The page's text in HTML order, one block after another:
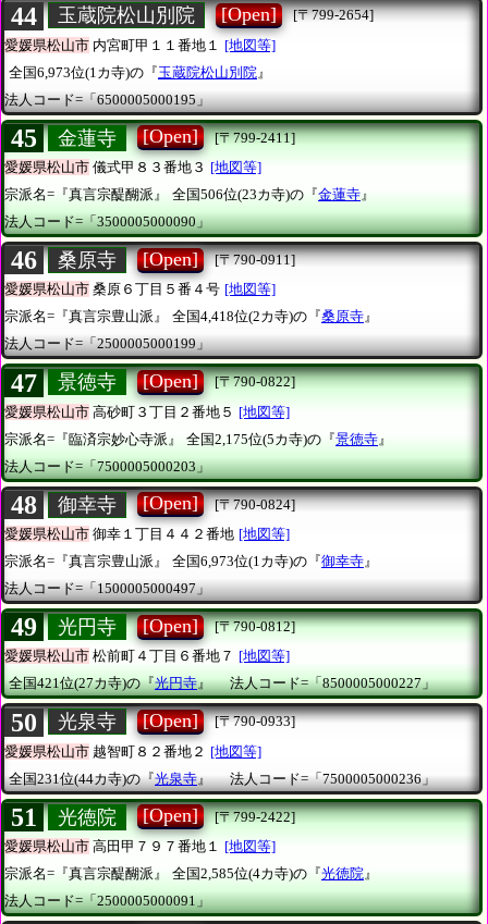
44 玉蔵院松山別院 [Open]
[〒799-2654]
愛媛県松山市 内宮町甲１１番地１
[地図等]
全国6,973位(1カ寺)の『玉蔵院松山別院 』
法人コード=「6500005000195」
45 金蓮寺 [Open]
[〒799-2411]
愛媛県松山市 儀式甲８３番地３ [地図等]
宗派名=『真言宗醍醐派』
全国506位(23カ寺)の『金蓮寺』
法人コード=「3500005000090」
46 桑原寺 [Open]
[〒790-0911]
愛媛県松山市 桑原６丁目５番４号 [地図等]
宗派名=『真言宗豊山派』
全国4,418位(2カ寺)の『桑原寺』
法人コード=「2500005000199」
47 景徳寺 [Open]
[〒790-0822]
愛媛県松山市 高砂町３丁目２番地５ [地図等]
宗派名=『臨済宗妙心寺派』
全国2,175位(5カ寺)の『景徳寺 』
法人コード=「7500005000203」
48 御幸寺 [Open]
[〒790-0824]
愛媛県松山市 御幸１丁目４４２番地 [地図等]
宗派名=『真言宗豊山派』
全国6,973位(1カ寺)の『御幸寺』
法人コード=「1500005000497」
49 光円寺 [Open]
[〒790-0812]
愛媛県松山市 松前町４丁目６番地７ [地図等]
全国421位(27カ寺)の『光円寺』 法人コード=「8500005000227」
50 光泉寺 [Open]
[〒790-0933]
愛媛県松山市 越智町８２番地２ [地図等]
全国231位(44カ寺)の『光泉寺』 法人コード=「7500005000236」
51 光徳院 [Open]
[〒799-2422]
愛媛県松山市 高田甲７９７番地１ [地図等]
宗派名=『真言宗醍醐派』
全国2,585位(4カ寺)の『光徳院』
法人コード=「2500005000091」